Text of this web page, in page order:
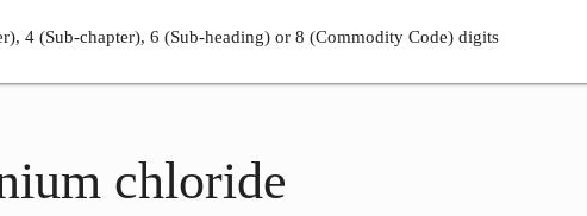
4 (Sub-chapter), 6 (Sub-heading) or 8 (Commodity Code) digits
chloride